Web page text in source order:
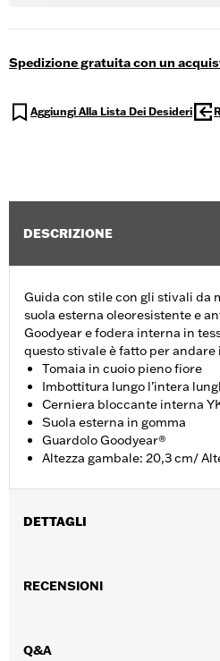
Spedizione gratuita con un
Aggiungi Alla Lista Dei Desideri
DESCRIZIONE
Guida con stile con gli stivali da
suola esterna oleoresistente e
Goodyear e fodera interna in
questo stivale è fatto per andare
Tomaia in cuoio pieno fiore
Imbottitura lungo l’intera
Cerniera bloccante interna
Suola esterna in gomma
Guardolo Goodyear®
Altezza gambale: 20,3 cm/
DETTAGLI
Caratteristiche funzionali:
complete
RECENSIONI
Q&A